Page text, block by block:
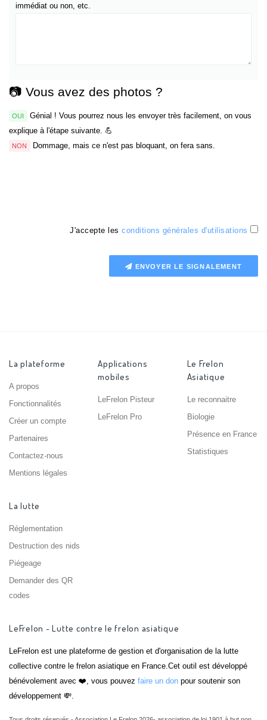
immédiat ou non, etc.
📷 Vous avez des photos ?
OUI
Génial ! Vous pourrez nous les envoyer très facilement, on vous
explique à l'étape suivante. 💪
NON Dommage, mais ce n'est pas bloquant, on fera sans.
J'accepte les conditions générales d'utilisations
ENVOYER LE SIGNALEMENT
La plateforme
A propos
Fonctionnalités
Créer un compte
Partenaires
Contactez-nous
Mentions légales
Applications
mobiles
LeFrelon Pisteur
LeFrelon Pro
Le Frelon
Asiatique
Le reconnaitre
Biologie
Présence en France
Statistiques
La lutte
Réglementation
Destruction des nids
Piégeage
Demander des QR
codes
LeFrelon - Lutte contre le frelon asiatique
LeFrelon est une plateforme de gestion et d'organisation de la lutte
collective contre le frelon asiatique en France.Cet outil est développé
bénévolement avec ❤️, vous pouvez faire un don pour soutenir son
développement 💸.